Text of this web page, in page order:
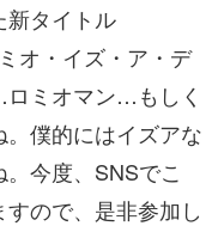
新タイトル
オ・イズ・ア・デ
ミオマン…もしく
僕的にはイズアな
今度、SNSでこ
ので、是非参加し